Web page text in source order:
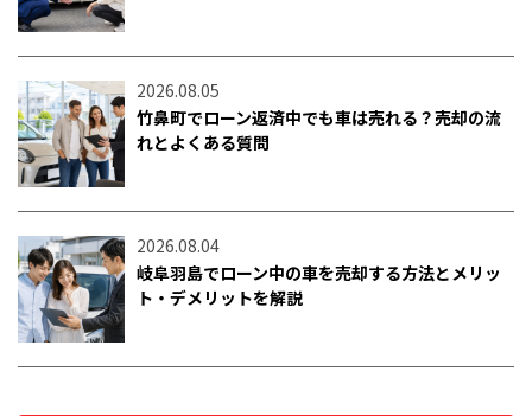
2026.08.05
竹鼻町でローン返済中でも車は売れる？売却の流
れとよくある質問
2026.08.04
岐阜羽島でローン中の車を売却する方法とメリッ
ト・デメリットを解説